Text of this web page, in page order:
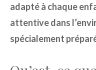
adapté à chaque
attentive dans
spécialement